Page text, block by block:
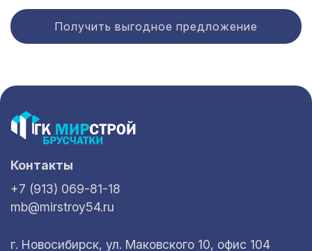
Получить выгодное предложение
Контакты
+7 (913) 069-81-18
mb@mirstroy54.ru
г. Новосибирск, ул. Маковского 10, офис 104